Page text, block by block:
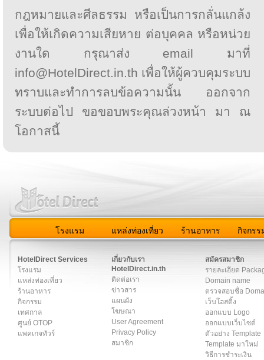
กฎหมายและศีลธรรม หรือเป็นการกลั่นแกล้ง
เพื่อให้เกิดความเสียหาย ต่อบุคคล หรือหน่วย
งานใด กรุณาส่ง email มาที่
info@HotelDirect.in.th เพื่อให้ผู้ควบคุมระบบ
ทราบและทำการลบข้อความนั้น ออกจาก
ระบบต่อไป ขอขอบพระคุณล่วงหน้า มา ณ
โอกาสนี้
โรงแรม แหล่งท่องเที่ยว ร้านอาหาร กิจกรร
HotelDirect Services
โรงแรม
แหล่งท่องเที่ยว
ร้านอาหาร
กิจกรรม
เทศกาล
ศูนย์ OTOP
แพคเกจทัวร์
เกี่ยวกับเรา
HotelDirect.in.th
ติดต่อเรา
ข่าวสาร
แผนผัง
โฆษณา
User Agreement
Privacy Policy
สมาชิก
สมัครสมาชิก
รายละเอียด
Domain name
ตรวจสอบชื่อ
เว็บโฮสติ้ง
ออกแบบ Logo
ออกแบบเว็บไซต์
ตัวอย่าง Template
Template มาใหม่
วิธีการชำระเงิน